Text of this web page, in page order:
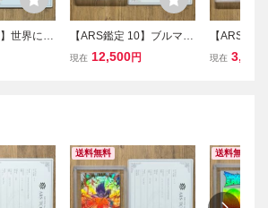
世界に5
SDV3-0
【ARS鑑定 10】ブルマ
スーパーレア MM2-014 D
現在 12,500円
【ARS鑑
EXR EX1-
現在 3,655
送料無料 送料無料